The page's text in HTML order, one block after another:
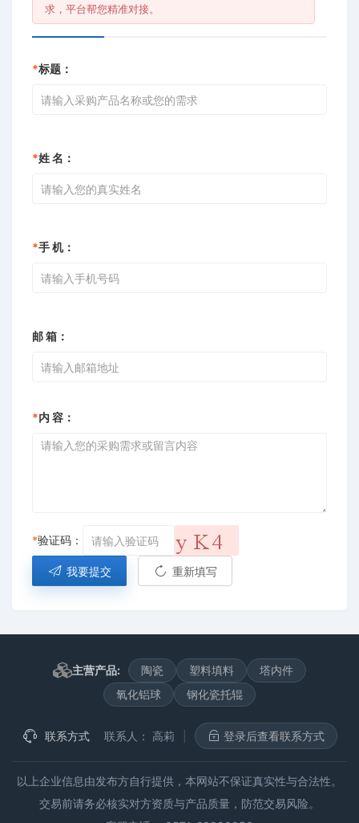
求，平台帮您精准对接。
*标题：
*姓 名：
*手 机：
邮 箱：
*内 容：
*验证码：
我要提交 重新填写
主营产品: 陶瓷 塑料填料
塔内件
氧化铝球
钢化瓷托辊
联系方式 联系人： 高莉 登录后查看联系方式
以上企业信息由发布方自行提供，本网站不保证真实性与合法性。
交易前请务必核实对方资质与产品质量，防范交易风险。